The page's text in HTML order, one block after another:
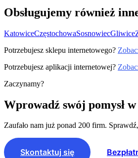
Obsługujemy również
KatowiceCzęstochowaSosnowiecGliwice
Potrzebujesz sklepu internetowego?
Potrzebujesz aplikacji internetowej?
Zaczynamy?
Wprowadź swój pomysł w
Zaufało nam już ponad 200 firm.
Skontaktuj się